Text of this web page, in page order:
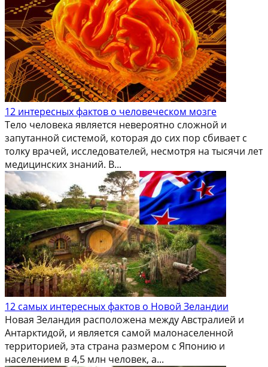
12 интересных фактов о человеческом мозге
Тело человека является невероятно сложной и
запутанной системой, которая до сих пор сбивает с
толку врачей, исследователей, несмотря на тысячи лет
медицинских знаний. В...
12 самых интересных фактов о Новой Зеландии
Новая Зеландия расположена между Австралией и
Антарктидой, и является самой малонаселенной
территорией, эта страна размером с Японию и
населением в 4,5 млн человек, а...